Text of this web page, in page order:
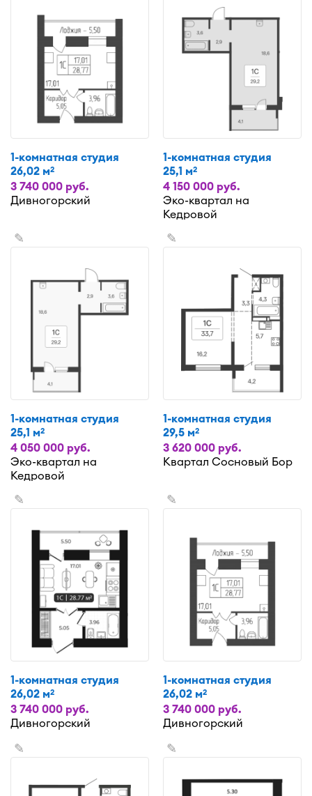
1-комнатная студия
26,02 м2
3 740 000 руб.
Дивногорский
1-комнатная студия
25,1 м2
4 150 000 руб.
Эко-квартал на
Кедровой
✎
1-комнатная студия
25,1 м2
4 050 000 руб.
Эко-квартал на
Кедровой
✎
1-комнатная студия
29,5 м2
3 620 000 руб.
Квартал Сосновый Бор
✎
1-комнатная студия
26,02 м2
3 740 000 руб.
Дивногорский
✎
1-комнатная студия
26,02 м2
3 740 000 руб.
Дивногорский
✎ ✎